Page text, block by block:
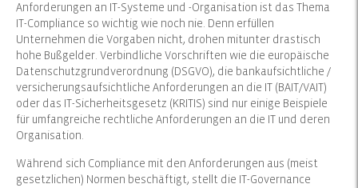
Anforderungen an IT-Systeme und -Organisation ist das Thema
IT-Compliance so wichtig wie noch nie. Denn erfüllen
Unternehmen die Vorgaben nicht, drohen mitunter drastisch
hohe Bußgelder. Verbindliche Vorschriften wie die europäische
Datenschutzgrundverordnung (DSGVO), die bankaufsichtliche /
versicherungsaufsichtliche Anforderungen an die IT (BAIT/VAIT)
oder das IT-Sicherheitsgesetz (KRITIS) sind nur einige Beispiele
für umfangreiche rechtliche Anforderungen an die IT und deren
Organisation.
Während sich Compliance mit den Anforderungen aus (meist
gesetzlichen) Normen beschäftigt, stellt die IT-Governance